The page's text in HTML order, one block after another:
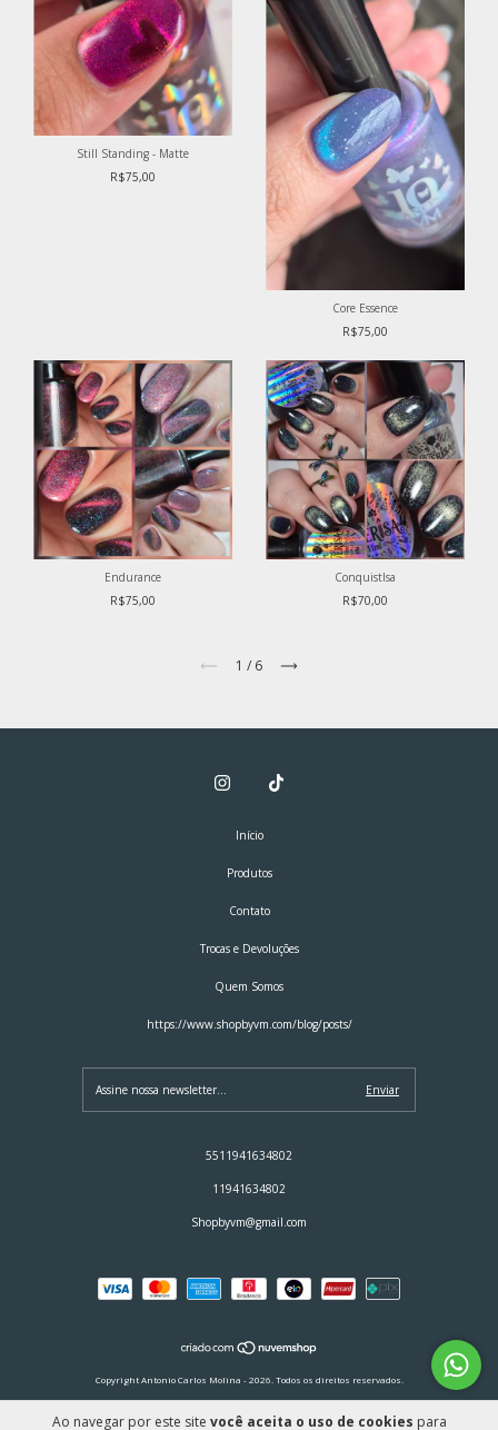
Ao navegar por este site você aceita o uso de cookies para
Still Standing - Matte
R$75,00
Core Essence
R$75,00
Endurance
R$75,00
ConquistIsa
R$70,00
1 / 6
Início
Produtos
Contato
Trocas e Devoluções
Quem Somos
https://www.shopbyvm.com/blog/posts/
5511941634802
11941634802
Shopbyvm@gmail.com
Copyright Antonio Carlos Molina - 2026. Todos os direitos reservados.